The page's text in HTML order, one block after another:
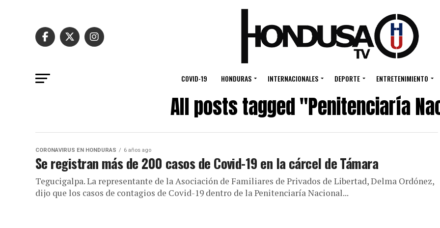
COVID-19 HONDURAS INTERNACIONALES DEPORTE ENTRETENIMIENTO
All posts tagged "Penitenciaría
CORONAVIRUS EN HONDURAS 6 años ago
Se registran más de 200 casos de Covid-19 en la cárcel de Támara
Tegucigalpa. La representante de la Asociación de Familiares de Privados de Libertad, Delma Ordónez,
dijo que los casos de contagios de Covid-19 dentro de la Penitenciaría Nacional...